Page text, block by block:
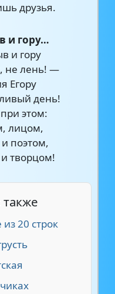
друзья.
и гору…
и гору
не лень! —
Егору
день!
этом:
лицом,
поэтом,
творцом!
20 строк